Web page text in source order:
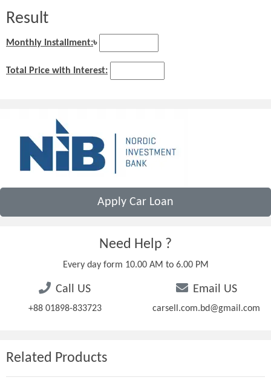
Result
Monthly Installment:৳
Total Price with Interest:
Apply Car Loan
Need Help ?
Every day form 10.00 AM to 6.00 PM
Call US
+88 01898-833723
Email US
carsell.com.bd@gmail.com
Related Products